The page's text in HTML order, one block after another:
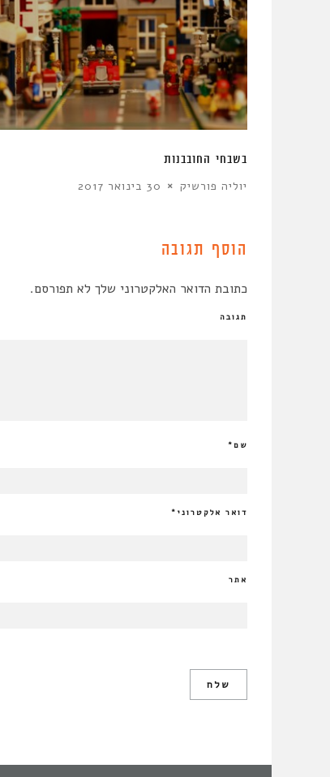
בשבחי החובבנות
יוליה פורשיק 30 בינואר 2017
הוסף תגובה
כתובת הדואר האלקטרוני שלך לא תפורסם.
תגובה
שם*
דואר אלקטרוני *
אתר